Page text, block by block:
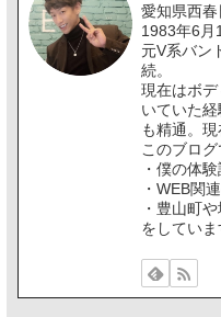
愛知県西
1983年6月
元V系バン
続。
現在はボ
いていた
も精通。現
このブログ
・僕の体
・WEB関
・豊山町
をしてい